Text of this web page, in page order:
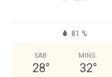
81 %
SAB
28°
MING
32°